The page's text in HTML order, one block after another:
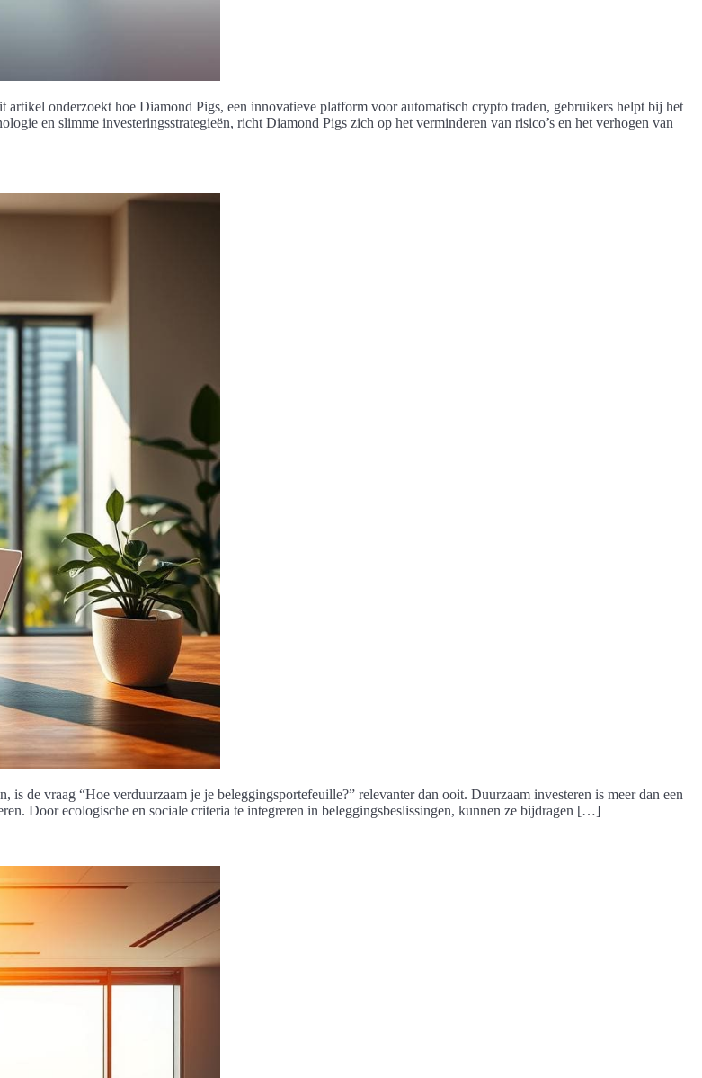
onderzoekt hoe Diamond Pigs, een innovatieve platform voor automatisch crypto traden, gebruikers helpt bij het
en slimme investeringsstrategieën, richt Diamond Pigs zich op het verminderen van risico’s en het verhogen van
de vraag “Hoe verduurzaam je je beleggingsportefeuille?” relevanter dan ooit. Duurzaam investeren is meer dan een
Door ecologische en sociale criteria te integreren in beleggingsbeslissingen, kunnen ze bijdragen […]